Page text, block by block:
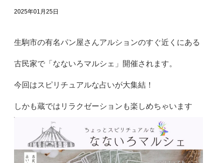
2025年01月25日
生駒市の有名パン屋さんアルションのすぐ近くにある
古民家で「なないろマルシェ」開催されます。
今回はスピリチュアルな占いが大集結！
しかも蔵ではリラクゼーションも楽しめちゃいます